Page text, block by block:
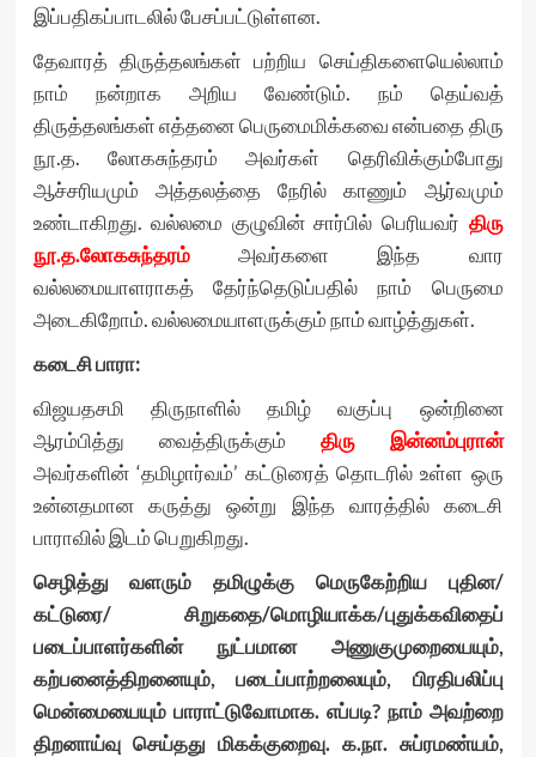
இப்பதிகப்பாடலில் பேசப்பட்டுள்ளன.
தேவாரத் திருத்தலங்கள் பற்றிய செய்திகளையெல்லாம்
நாம் நன்றாக அறிய வேண்டும். நம் தெய்வத்
திருத்தலங்கள் எத்தனை பெருமைமிக்கவை என்பதை திரு
நூ.த. லோகசுந்தரம் அவர்கள் தெரிவிக்கும்போது
ஆச்சரியமும் அத்தலத்தை நேரில் காணும் ஆர்வமும்
உண்டாகிறது. வல்லமை குழுவின் சார்பில் பெரியவர் திரு
நூ.த.லோகசுந்தரம்அவர்களை இந்த வார
வல்லமையாளராகத் தேர்ந்தெடுப்பதில் நாம் பெருமை
அடைகிறோம். வல்லமையாளருக்கும் நாம் வாழ்த்துகள்.
கடைசி பாரா:
விஜயதசமி திருநாளில் தமிழ் வகுப்பு ஒன்றினை
ஆரம்பித்து வைத்திருக்கும் திரு இன்னம்புரான்
அவர்களின் ‘தமிழார்வம்’ கட்டுரைத் தொடரில் உள்ள ஒரு
உன்னதமான கருத்து ஒன்று இந்த வாரத்தில் கடைசி
பாராவில் இடம் பெறுகிறது.
செழித்து வளரும் தமிழுக்கு மெருகேற்றிய புதின/
கட்டுரை/ சிறுகதை/மொழியாக்க/புதுக்கவிதைப்
படைப்பாளர்களின் நுட்பமான அணுகுமுறையையும்,
கற்பனைத்திறனையும், படைப்பாற்றலையும், பிரதிபலிப்பு
மென்மையையும் பாராட்டுவோமாக. எப்படி? நாம் அவற்றை
திறனாய்வு செய்தது மிகக்குறைவு. க.நா. சுப்ரமண்யம்,